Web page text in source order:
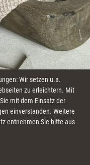
Wir setzen u.a.
zu erleichtern. Mit
mit dem Einsatz der
einverstanden. Weitere
entnehmen Sie bitte aus